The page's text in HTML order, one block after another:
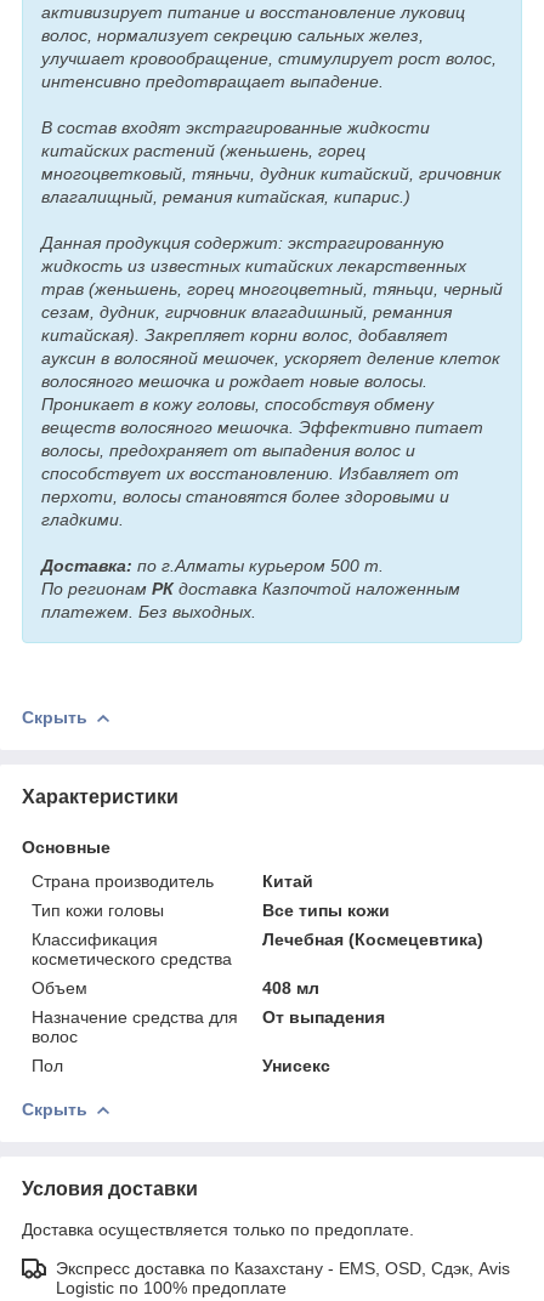
активизирует питание и восстановление луковиц
волос, нормализует секрецию сальных желез,
улучшает кровообращение, стимулирует рост волос,
интенсивно предотвращает выпадение.
В состав входят экстрагированные жидкости
китайских растений (женьшень, горец
многоцветковый, тяньчи, дудник китайский, гричовник
влагалищный, ремания китайская, кипарис.)
Данная продукция содержит: экстрагированную
жидкость из известных китайских лекарственных
трав (женьшень, горец многоцветный, тяньци, черный
сезам, дудник, гирчовник влагадишный, реманния
китайская). Закрепляет корни волос, добавляет
ауксин в волосяной мешочек, ускоряет деление клеток
волосяного мешочка и рождает новые волосы.
Проникает в кожу головы, способствуя обмену
веществ волосяного мешочка. Эффективно питает
волосы, предохраняет от выпадения волос и
способствует их восстановлению. Избавляет от
перхоти, волосы становятся более здоровыми и
гладкими.
Доставка: по г.Алматы курьером 500 т.
По регионам РК доставка Казпочтой наложенным
платежем. Без выходных.
Скрыть
Характеристики
Основные
Страна производитель
Китай
Тип кожи головы
Все типы кожи
Классификация
косметического средства
Лечебная (Космецевтика)
Объем
408 мл
Назначение средства для
волос
От выпадения
Пол Унисекс
Скрыть
Условия доставки
Доставка осуществляется только по предоплате.
Экспресс доставка по Казахстану - EMS, OSD, Сдэк, Avis
Logistic по 100% предоплате